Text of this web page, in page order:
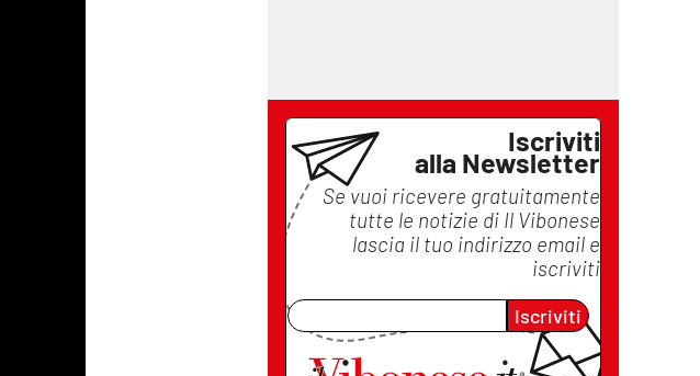
Iscriviti
alla Newsletter
Se vuoi ricevere gratuitamente
tutte le notizie di Il Vibonese
lascia il tuo indirizzo email e
iscriviti
Iscriviti